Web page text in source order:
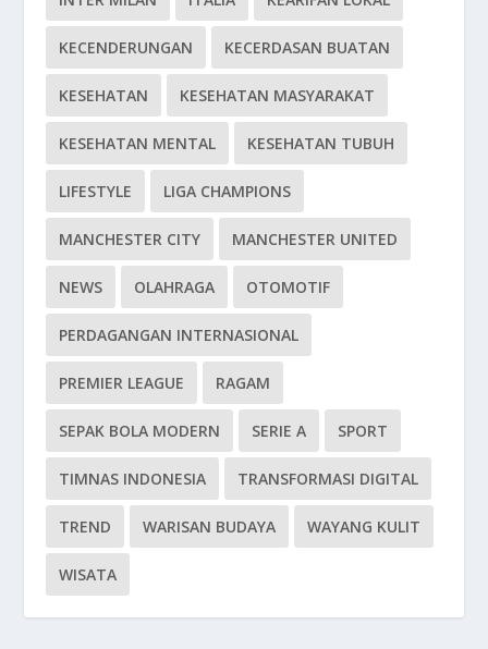
KECENDERUNGAN KECERDASAN BUATAN
KESEHATAN KESEHATAN MASYARAKAT
KESEHATAN MENTAL KESEHATAN TUBUH
LIFESTYLE LIGA CHAMPIONS
MANCHESTER CITY MANCHESTER UNITED
NEWS OLAHRAGA OTOMOTIF
PERDAGANGAN INTERNASIONAL
PREMIER LEAGUE RAGAM
SEPAK BOLA MODERN SERIE A SPORT
TIMNAS INDONESIA TRANSFORMASI DIGITAL
TREND WARISAN BUDAYA WAYANG KULIT
WISATA